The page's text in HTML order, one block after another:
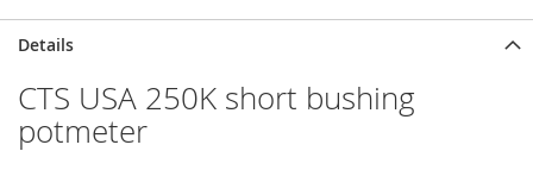
Details
CTS USA 250K short bushing
potmeter